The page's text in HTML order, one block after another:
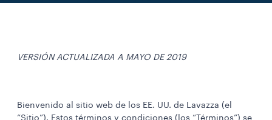
VERSIÓN ACTUALIZADA A MAYO DE 2019
Bienvenido al sitio web de los EE. UU. de Lavazza (el
“Sitio”). Estos términos y condiciones (los “Términos”) se